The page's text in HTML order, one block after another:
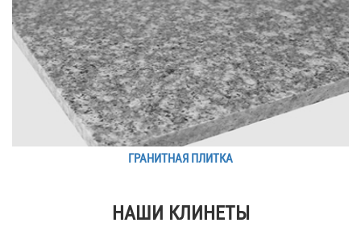
ГРАНИТНАЯ ПЛИТКА
НАШИ КЛИНЕТЫ